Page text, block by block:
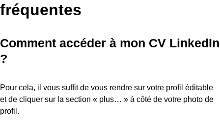
fréquentes
Comment accéder à mon CV LinkedIn
?
Pour cela, il vous suffit de vous rendre sur votre profil éditable
et de cliquer sur la section « plus… » à côté de votre photo de
profil.